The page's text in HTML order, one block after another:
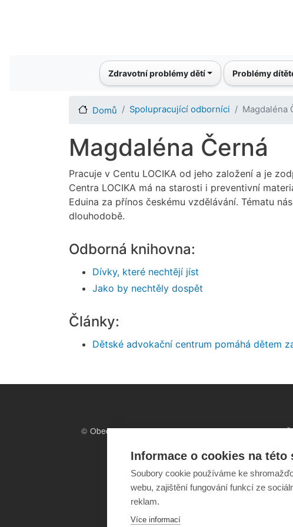
Main navigationZdravotní problémy dětí Problémy
Domů Spolupracující odborníci Magdaléna
Magdaléna Černá
Pracuje v Centu LOCIKA od jeho založení a je
Centra LOCIKA má na starosti i preventivní
Eduina za přínos českému vzdělávání. Tématu
dlouhodobě.
Odborná knihovna:
Dívky, které nechtějí jíst
Jako by nechtěly dospět
Články:
Dětské advokační centrum pomáhá dětem
© Obecně prospěšná společnost
2011–2026
Informace o cookies na této
Soubory cookie používáme ke
webu, zajištění fungování funkcí ze
reklam.
Více informací